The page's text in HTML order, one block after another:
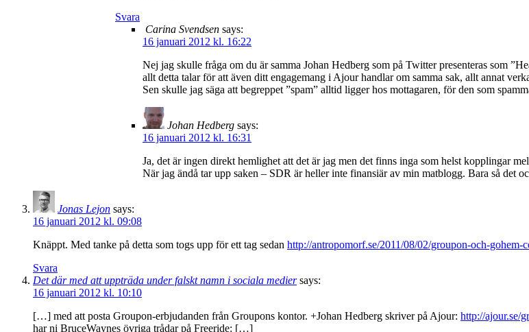
Svara
Carina Svendsen says:
16 januari 2012 kl. 16:22
Nej jag skulle fråga om du är samma Johan Hedberg som på Twitter presenteras som
allt detta talar för att även ditt engagemang i Ajour handlar om samma sak, allt annat
Sen skulle jag säga att begreppet ”spam” alltid ligger hos mottagaren, för den som
Johan Hedberg says:
16 januari 2012 kl. 16:31
Ja, det är ingen direkt hemlighet att det är jag men det finns inga som helst kopplingar
När jag ändå tar upp saken – SDR är heller inte finansiär av min matblogg. Bara så det
Jonas Lejon says:
16 januari 2012 kl. 09:08
Knäppt. Med tanke på detta som togs upp för ett tag sedan http://antropomorf.se/2011/08/02/groupon-och-gohem-
Svara
Det där med att uppträda under falskt namn i sociala medier says:
16 januari 2012 kl. 10:10
[…] med att posta Groupon-erbjudanden från Groupons kontor. +Johan Hedberg skriver på Ajour: http://ajour.se/
har ni BruceWaynes övriga trådar på Freeride: […]